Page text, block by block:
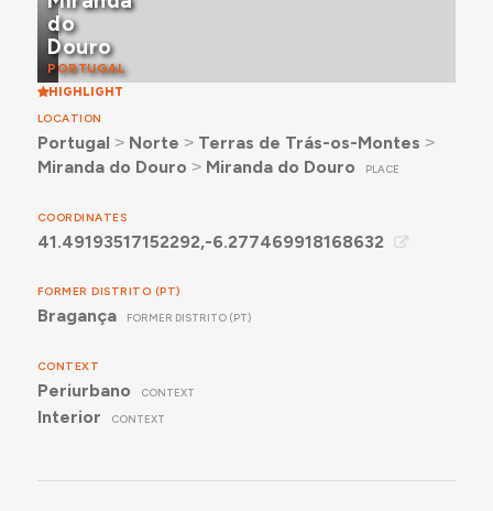
do
Douro
PORTUGAL
HIGHLIGHT
LOCATION
Portugal ˃ Norte ˃ Terras de Trás-os-Montes ˃
Miranda do Douro ˃ Miranda do Douro PLACE
COORDINATES
41.49193517152292,-6.277469918168632
FORMER DISTRITO (PT)
Bragança FORMER DISTRITO (PT)
CONTEXT
Periurbano CONTEXT
Interior CONTEXT